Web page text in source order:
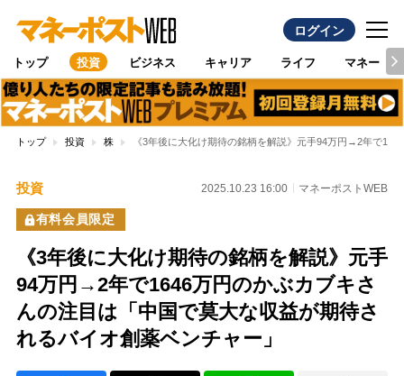
ログイン
トップ 投資 ビジネス キャリア ライフ マネー
トップ 投資 株 《3年後に大化け期待の銘柄を解説》元手94万円→2年で
投資 2025.10.23 16:00 マネーポストWEB
有料会員限定
《3年後に大化け期待の銘柄を解説》元手
94万円→2年で1646万円のかぶカブキさ
んの注目は「中国で莫大な収益が期待さ
れるバイオ創薬ベンチャー」